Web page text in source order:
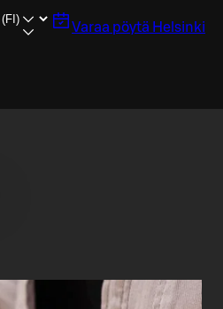
Varaa pöytä Helsinki